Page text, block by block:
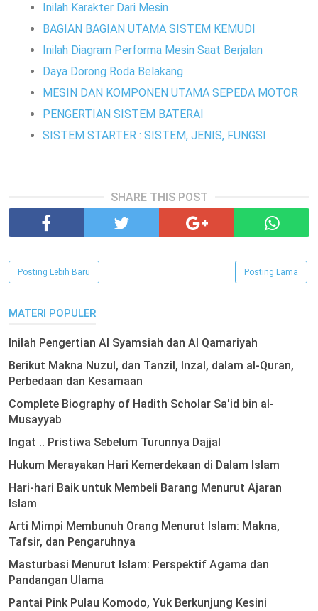
Inilah Karakter Dari Mesin
BAGIAN BAGIAN UTAMA SISTEM KEMUDI
Inilah Diagram Performa Mesin Saat Berjalan
Daya Dorong Roda Belakang
MESIN DAN KOMPONEN UTAMA SEPEDA MOTOR
PENGERTIAN SISTEM BATERAI
SISTEM STARTER : SISTEM, JENIS, FUNGSI
SHARE THIS POST
Posting Lebih Baru Posting Lama
MATERI POPULER
Inilah Pengertian Al Syamsiah dan Al Qamariyah
Berikut Makna Nuzul, dan Tanzil, Inzal, dalam al-Quran,
Perbedaan dan Kesamaan
Complete Biography of Hadith Scholar Sa'id bin al-
Musayyab
Ingat .. Pristiwa Sebelum Turunnya Dajjal
Hukum Merayakan Hari Kemerdekaan di Dalam Islam
Hari-hari Baik untuk Membeli Barang Menurut Ajaran
Islam
Arti Mimpi Membunuh Orang Menurut Islam: Makna,
Tafsir, dan Pengaruhnya
Masturbasi Menurut Islam: Perspektif Agama dan
Pandangan Ulama
Pantai Pink Pulau Komodo, Yuk Berkunjung Kesini